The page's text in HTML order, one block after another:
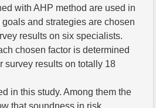
with AHP method are used in
and strategies are chosen
results on six specialists.
chosen factor is determined
survey results on totally 18
in this study. Among them the
that soundness in risk